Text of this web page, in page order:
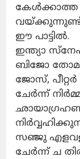
ഈ പാട്ടിൽ.
ഇന്ത്യാ
ബിജോ
ജോസ്,
ചേർന്ന്
സഞ്ജു
ചേർന്ന് ച